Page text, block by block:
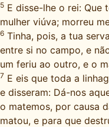
5 E disse-lhe o rei: Que
mulher viúva; morreu
6 Tinha, pois, a tua
entre si no campo, e
um feriu ao outro, e o
7 E eis que toda a
e disseram: Dá-nos
o matemos, por causa
matou, e para que